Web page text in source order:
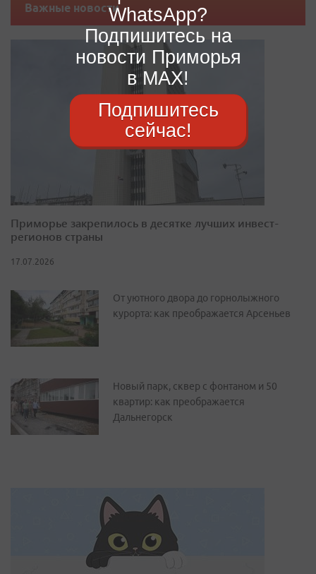
Важные новости
Приморье закрепилось в десятке лучших инвест-
регионов страны
17.07.2026
От уютного двора до горнолыжного
курорта: как преображается Арсеньев
Новый парк, сквер с фонтаном и 50
квартир: как преображается
Дальнегорск
WhatsApp?
Подпишитесь на
новости Приморья
в MAX!
Подпишитесь
сейчас!